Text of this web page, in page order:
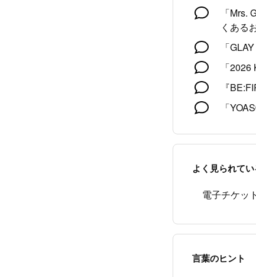
「Mrs.
くある
「
「
『
「
よく見られて
電子チケット
言葉のヒント